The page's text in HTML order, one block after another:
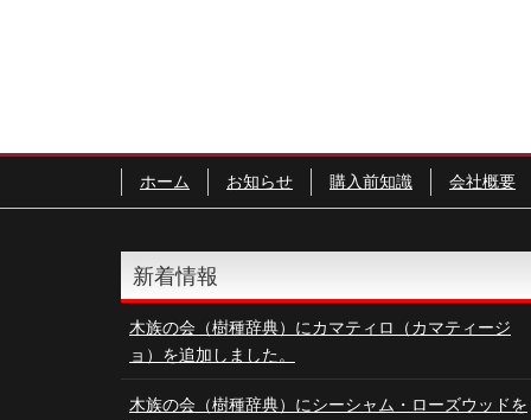
ホーム お知らせ 購入前知識 会社概要
新着情報
木族の会（樹種辞典）にカマティロ（カマティージ
ョ）を追加しました。
木族の会（樹種辞典）にシーシャム・ローズウッドを